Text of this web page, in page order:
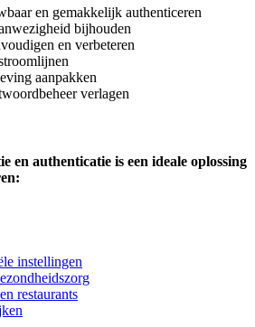
en gemakkelijk authenticeren
bijhouden
en verbeteren
aanpakken
verlagen
en authenticatie is een ideale oplossing
instellingen
restaurants